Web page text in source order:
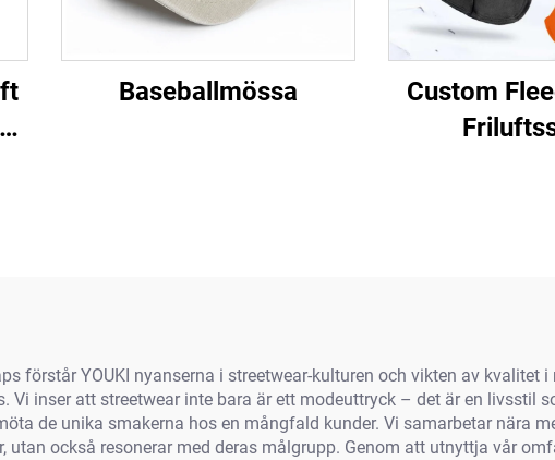
Baseballmössa
Custom
förstår YOUKI nyanserna i streetwear-kulturen och vikten av kvalitet
Vi inser att streetwear inte bara är ett modeuttryck – det är en livsstil
de unika smakerna hos en mångfald kunder. Vi samarbetar nära
utan också resonerar med deras målgrupp. Genom att utnyttja vår